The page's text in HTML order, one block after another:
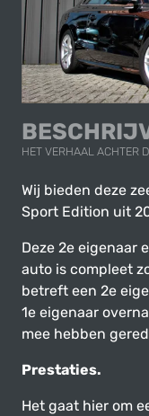
HET VERHAAL ACHTER
Wij bieden deze
Sport Edition uit
Deze 2e eigenaar
auto is compleet
betreft een 2e
1e eigenaar
mee hebben
Prestaties.
Het gaat hier om